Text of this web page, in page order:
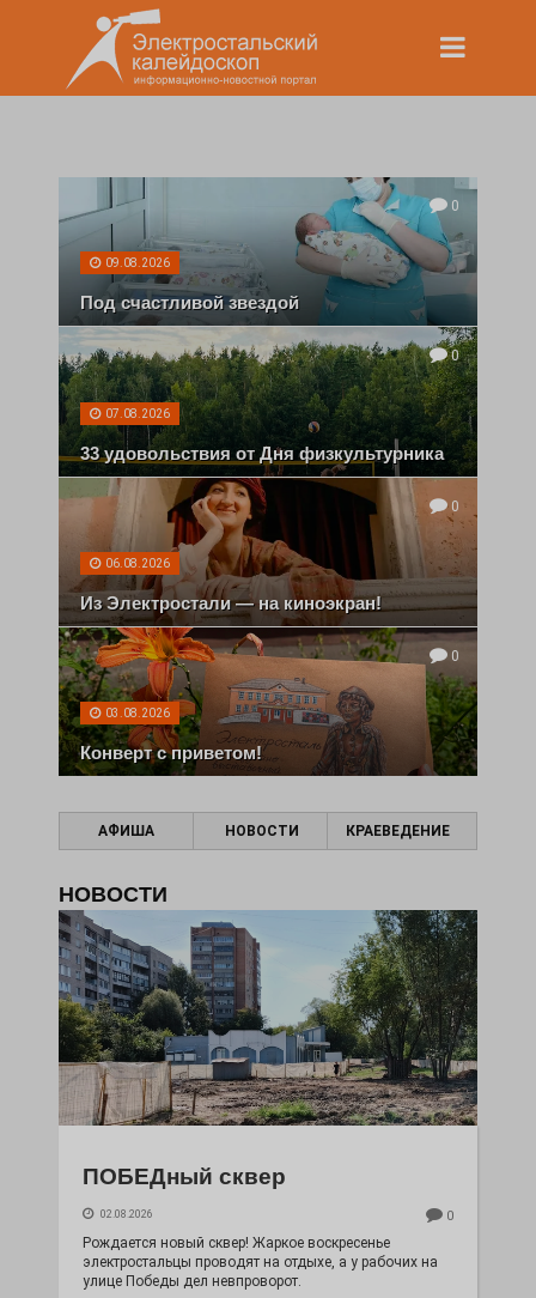
0
09.08.2026
Под счастливой звездой
0
07.08.2026
33 удовольствия от Дня физкультурника
0
06.08.2026
Из Электростали — на киноэкран!
0
03.08.2026
Конверт с приветом!
АФИША НОВОСТИ КРАЕВЕДЕНИЕ
НОВОСТИ
ПОБЕДный сквер
02.08.2026 0
Рождается новый сквер! Жаркое воскресенье
электростальцы проводят на отдыхе, а у рабочих на
улице Победы дел невпроворот.